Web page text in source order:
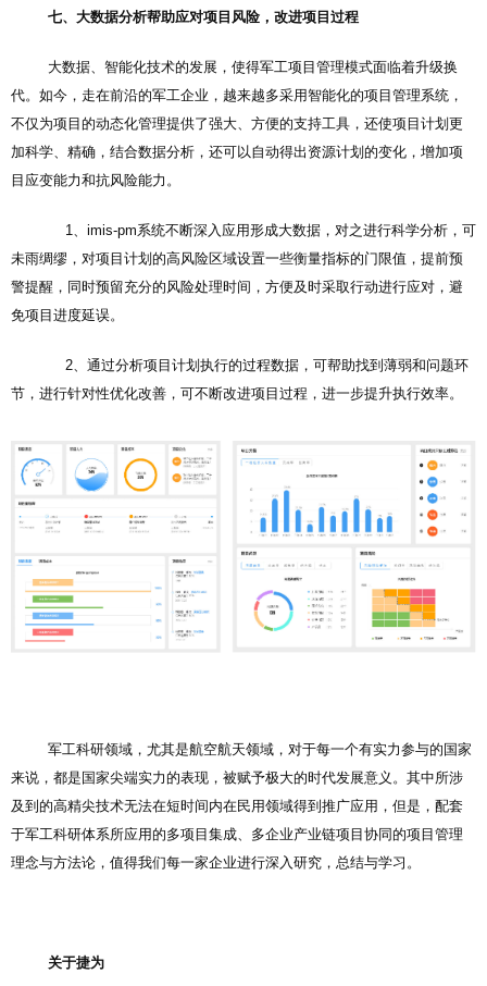
七、大数据分析帮助应对项目风险，改进项目过程
大数据、智能化技术的发展，使得军工项目管理模式面临着升级换
代。如今，走在前沿的军工企业，越来越多采用智能化的项目管理系统，
不仅为项目的动态化管理提供了强大、方便的支持工具，还使项目计划更
加科学、精确，结合数据分析，还可以自动得出资源计划的变化，增加项
目应变能力和抗风险能力。
1、imis-pm系统不断深入应用形成大数据，对之进行科学分析，可
未雨绸缪，对项目计划的高风险区域设置一些衡量指标的门限值，提前预
警提醒，同时预留充分的风险处理时间，方便及时采取行动进行应对，避
免项目进度延误。
2、通过分析项目计划执行的过程数据，可帮助找到薄弱和问题环
节，进行针对性优化改善，可不断改进项目过程，进一步提升执行效率。
军工科研领域，尤其是航空航天领域，对于每一个有实力参与的国家
来说，都是国家尖端实力的表现，被赋予极大的时代发展意义。其中所涉
及到的高精尖技术无法在短时间内在民用领域得到推广应用，但是，配套
于军工科研体系所应用的多项目集成、多企业产业链项目协同的项目管理
理念与方法论，值得我们每一家企业进行深入研究，总结与学习。
关于捷为